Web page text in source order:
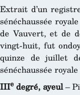
Extrait d’un
sénéchaussée
de Vauvert, et de
vingt-huit, fut
quinze de juillet
sénéchaussée
IIIe degré, ayeul–